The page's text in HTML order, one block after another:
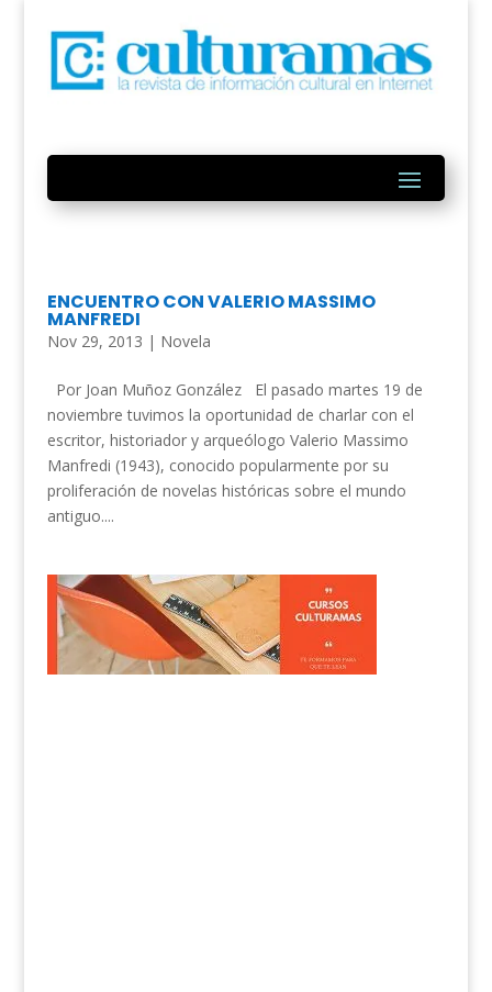
ENCUENTRO CON VALERIO MASSIMO
MANFREDI
Nov 29, 2013 | Novela
Por Joan Muñoz González El pasado martes 19 de
noviembre tuvimos la oportunidad de charlar con el
escritor, historiador y arqueólogo Valerio Massimo
Manfredi (1943), conocido popularmente por su
proliferación de novelas históricas sobre el mundo
antiguo....